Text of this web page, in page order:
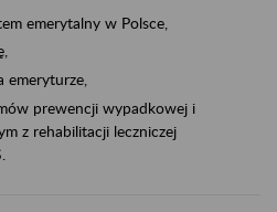
emerytalny w Polsce,
emeryturze,
prewencji wypadkowej i
z rehabilitacji leczniczej